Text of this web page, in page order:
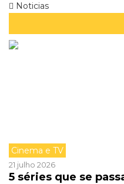
Noticias
Cinema e TV
21 julho 2026
5 séries que se